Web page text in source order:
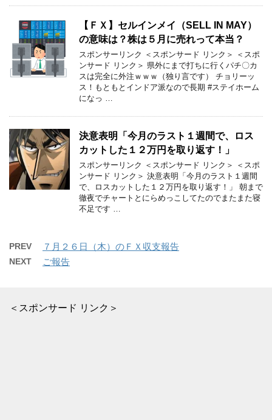
【ＦＸ】セルインメイ（SELL IN MAY）
の意味は？株は５月に売れって本当？
スポンサーリンク ＜スポンサード リンク＞ ＜スポ
ンサード リンク＞ 県外にまで打ちに行くパチ〇カ
スは完全に外注ｗｗｗ（独り言です） チョリーッ
ス！もともとインドア派なので長期 #ステイホーム
になっ …
決意表明「今月のラスト１週間で、ロス
カットした１２万円を取り返す！」
スポンサーリンク ＜スポンサード リンク＞ ＜スポ
ンサード リンク＞ 決意表明「今月のラスト１週間
で、ロスカットした１２万円を取り返す！」 朝まで
徹夜でチャートとにらめっこしてたのでまたまた寝
不足です …
PREV ７月２６日（木）のＦＸ収支報告
NEXT ご報告
＜スポンサード リンク＞